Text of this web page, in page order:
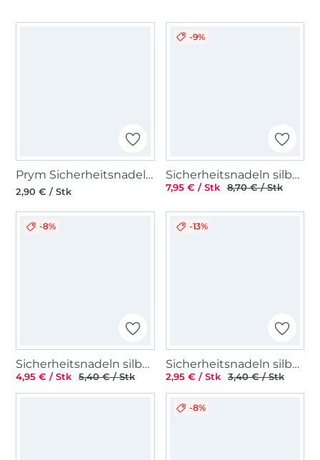
Prym Sicherheitsnadeln 27, 38, 50 mm
2,90 € / Stk
-9%
Sicherheitsnadeln silber, 38 mm
7,95 € / Stk 8,70 € / Stk
-8%
Sicherheitsnadeln silber, 27/38/50 mm
4,95 € / Stk 5,40 € / Stk
-13%
Sicherheitsnadeln silber, 27 mm
2,95 € / Stk 3,40 € / Stk
-8%